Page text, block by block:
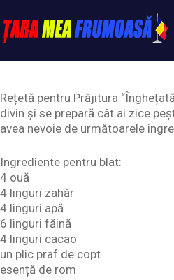
to
content
Tarameafrumoasa
Rețetă pentru Prăjitura
divin și se prepară cât ai zice
avea nevoie de următoarele
Ingrediente pentru blat:
4 ouă
4 linguri zahăr
4 linguri apă
6 linguri făină
4 linguri cacao
un plic praf de copt
esență de rom